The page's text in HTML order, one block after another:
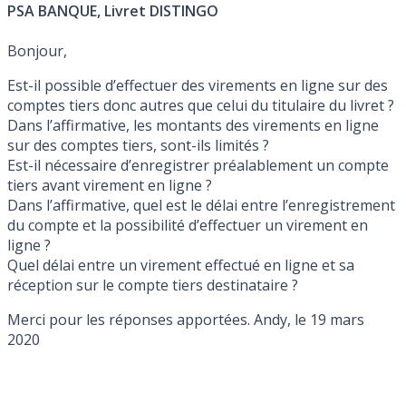
PSA BANQUE, Livret DISTINGO
Bonjour,
Est-il possible d’effectuer des virements en ligne sur des
comptes tiers donc autres que celui du titulaire du livret ?
Dans l’affirmative, les montants des virements en ligne
sur des comptes tiers, sont-ils limités ?
Est-il nécessaire d’enregistrer préalablement un compte
tiers avant virement en ligne ?
Dans l’affirmative, quel est le délai entre l’enregistrement
du compte et la possibilité d’effectuer un virement en
ligne ?
Quel délai entre un virement effectué en ligne et sa
réception sur le compte tiers destinataire ?
Merci pour les réponses apportées. Andy, le 19 mars
2020